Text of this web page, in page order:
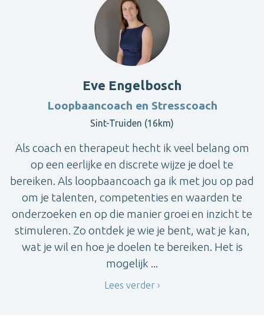
Eve Engelbosch
Loopbaancoach en Stresscoach
Sint-Truiden (16km)
Als coach en therapeut hecht ik veel belang om
op een eerlijke en discrete wijze je doel te
bereiken. Als loopbaancoach ga ik met jou op pad
om je talenten, competenties en waarden te
onderzoeken en op die manier groei en inzicht te
stimuleren. Zo ontdek je wie je bent, wat je kan,
wat je wil en hoe je doelen te bereiken. Het is
mogelijk ...
Lees verder